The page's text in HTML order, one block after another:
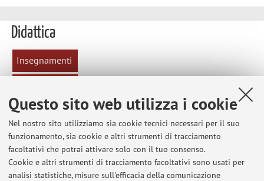
Questo sito web utilizza i cookie
Nel nostro sito utilizziamo sia cookie tecnici necessari per il suo
funzionamento, sia cookie e altri strumenti di tracciamento
facoltativi che potrai attivare solo con il tuo consenso.
Cookie e altri strumenti di tracciamento facoltativi sono usati per
analisi statistiche, misure sull'efficacia della comunicazione
Didattica
Insegnamenti
d'esame
Appelli d'esame
Elenco degli appelli pubblicati sino ad oggi, suddivisi per
insegnamento. Per le informazioni dettagliate accedi ad
AlmaEsami.